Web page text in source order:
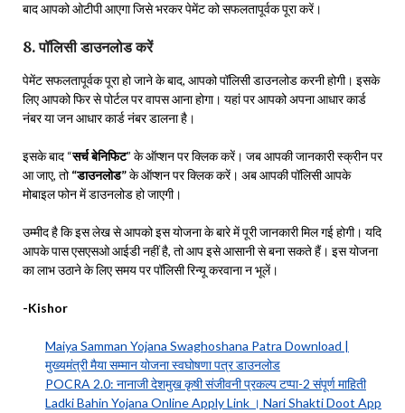
बाद आपको ओटीपी आएगा जिसे भरकर पेमेंट को सफलतापूर्वक पूरा करें।
8. पॉलिसी डाउनलोड करें
पेमेंट सफलतापूर्वक पूरा हो जाने के बाद, आपको पॉलिसी डाउनलोड करनी होगी। इसके
लिए आपको फिर से पोर्टल पर वापस आना होगा। यहां पर आपको अपना आधार कार्ड
नंबर या जन आधार कार्ड नंबर डालना है।
इसके बाद “सर्च बेनिफिट” के ऑप्शन पर क्लिक करें। जब आपकी जानकारी स्क्रीन पर
आ जाए, तो“डाउनलोड”के ऑप्शन पर क्लिक करें। अब आपकी पॉलिसी आपके
मोबाइल फोन में डाउनलोड हो जाएगी।
उम्मीद है कि इस लेख से आपको इस योजना के बारे में पूरी जानकारी मिल गई होगी। यदि
आपके पास एसएसओ आईडी नहीं है, तो आप इसे आसानी से बना सकते हैं। इस योजना
का लाभ उठाने के लिए समय पर पॉलिसी रिन्यू करवाना न भूलें।
-Kishor
Maiya Samman Yojana Swaghoshana Patra Download |
मुख्यमंत्री मैया सम्मान योजना स्वघोषणा पत्र डाउनलोड
POCRA 2.0: नानाजी देशमुख कृषी संजीवनी प्रकल्प टप्पा-2 संपूर्ण माहिती
Ladki Bahin Yojana Online Apply Link । Nari Shakti Doot App